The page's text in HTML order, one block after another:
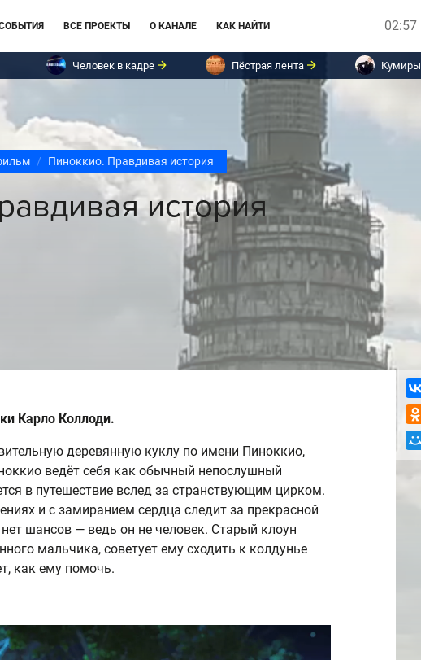
ВСЕ ПРОЕКТЫ О КАНАЛЕ КАК НАЙТИ 02:57
Человек в кадре Пёстрая лента Кумиры
Пиноккио. Правдивая история
история
Карло Коллоди.
деревянную куклу по имени Пиноккио,
ведёт себя как обычный непослушный
в путешествие вслед за странствующим цирком.
и с замиранием сердца следит за прекрасной
шансов — ведь он не человек. Старый клоун
мальчика, советует ему сходить к колдунье
как ему помочь.